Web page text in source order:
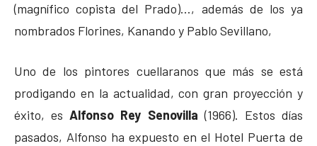
(magnífico copista del Prado)…, además de los ya
nombrados Florines, Kanando y Pablo Sevillano,
Uno de los pintores cuellaranos que más se está
prodigando en la actualidad, con gran proyección y
éxito, esAlfonso Rey Senovilla (1966). Estos días
pasados, Alfonso ha expuesto en el Hotel Puerta de